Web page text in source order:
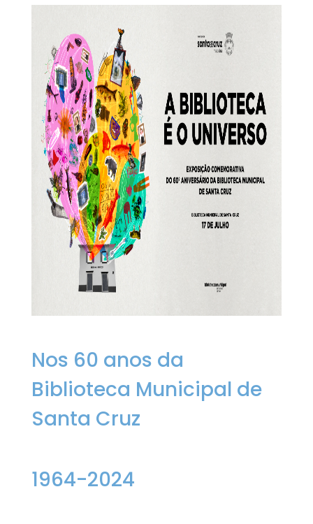
Nos 60 anos da
Biblioteca Municipal de
Santa Cruz
1964-2024